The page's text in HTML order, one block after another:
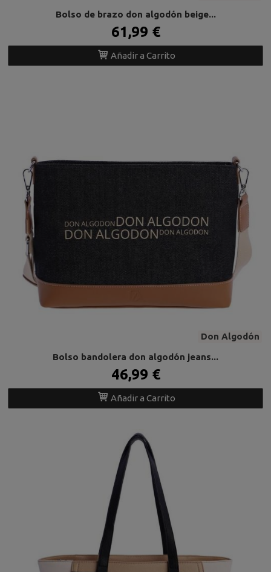
Bolso de brazo don algodón beige...
61,99 €
Añadir a Carrito
Don Algodón
Bolso bandolera don algodón jeans...
46,99 €
Añadir a Carrito